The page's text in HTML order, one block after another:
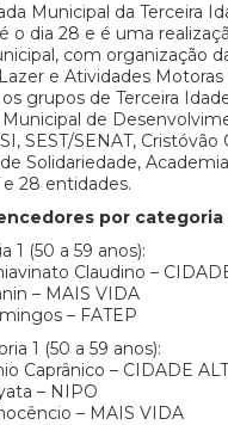
Municipal da Terceira
o dia 28 e é uma
com organização
e Atividades Motoras
grupos de Terceira
de
SEST/SENAT, Cristóvão
Solidariedade,
e 28 entidades.
por
1 (50 a 59 anos):
Claudino –
– MAIS VIDA
– FATEP
1 (50 a 59 anos):
Caprânico – CIDADE
– NIPO
– MAIS VIDA